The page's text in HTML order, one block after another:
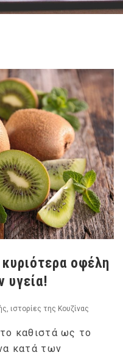
οφέλη
υγεία!
ιστορίες της Κουζίνας
καθιστά ως το
κατά των